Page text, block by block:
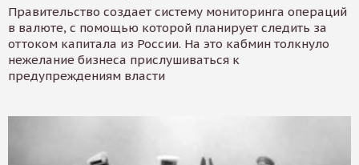
Правительство создает систему мониторинга операций
в валюте, с помощью которой планирует следить за
оттоком капитала из России. На это кабмин толкнуло
нежелание бизнеса прислушиваться к
предупреждениям власти